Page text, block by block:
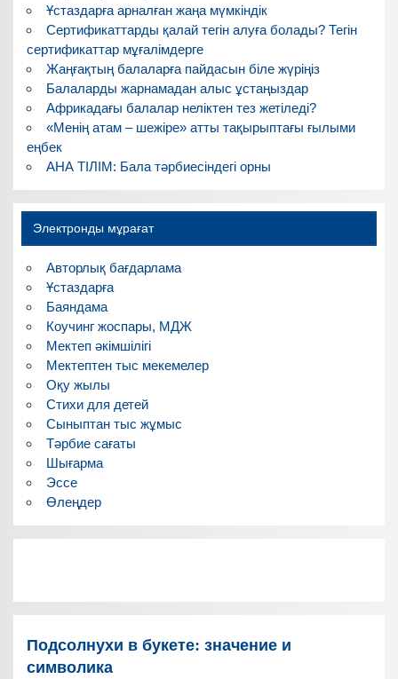
Ұстаздарға арналған жаңа мүмкіндік
Сертификаттарды қалай тегін алуға болады? Тегін
сертификаттар мұғалімдерге
Жаңғақтың балаларға пайдасын біле жүріңіз
Балаларды жарнамадан алыс ұстаңыздар
Африкадағы балалар неліктен тез жетіледі?
«Менің атам – шежіре» атты тақырыптағы ғылыми
еңбек
АНА ТІЛІМ: Бала тәрбиесіндегі орны
Электронды мұрағат
Авторлық бағдарлама
Ұстаздарға
Баяндама
Коучинг жоспары, МДЖ
Мектеп әкімшілігі
Мектептен тыс мекемелер
Оқу жылы
Стихи для детей
Сыныптан тыс жұмыс
Тәрбие сағаты
Шығарма
Эссе
Өлеңдер
Подсолнухи в букете: значение и
символика